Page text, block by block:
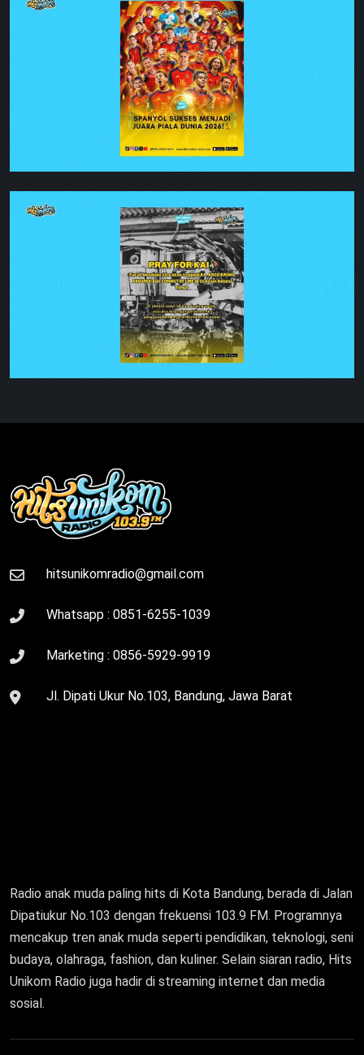
hitsunikomradio@gmail.com
Whatsapp : 0851-6255-1039
Marketing : 0856-5929-9919
Jl. Dipati Ukur No.103, Bandung, Jawa Barat
Radio anak muda paling hits di Kota Bandung, berada di Jalan
Dipatiukur No.103 dengan frekuensi 103.9 FM. Programnya
mencakup tren anak muda seperti pendidikan, teknologi, seni
budaya, olahraga, fashion, dan kuliner. Selain siaran radio, Hits
Unikom Radio juga hadir di streaming internet dan media
sosial.